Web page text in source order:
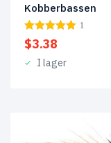
Kobberbassen
1
$3.38
I lager